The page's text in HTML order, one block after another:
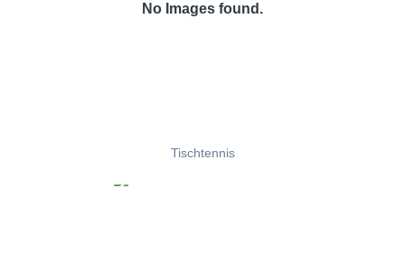
No Images found.
Tischtennis